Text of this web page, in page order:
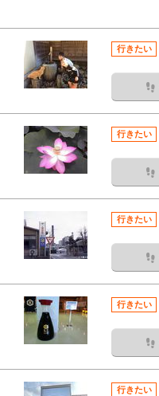
行きたい
行きたい
行きたい
行きたい
行きたい